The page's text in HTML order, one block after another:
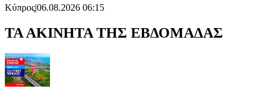
Κύπρος|06.08.2026 06:15
ΤΑ ΑΚΙΝΗΤΑ ΤΗΣ ΕΒΔΟΜΑΔΑΣ